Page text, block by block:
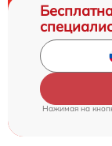
Нажимая на